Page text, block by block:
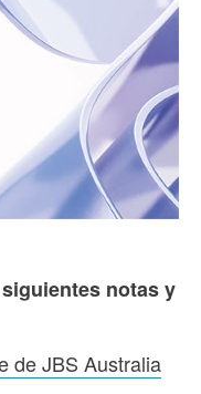
notas y
de JBS Australia